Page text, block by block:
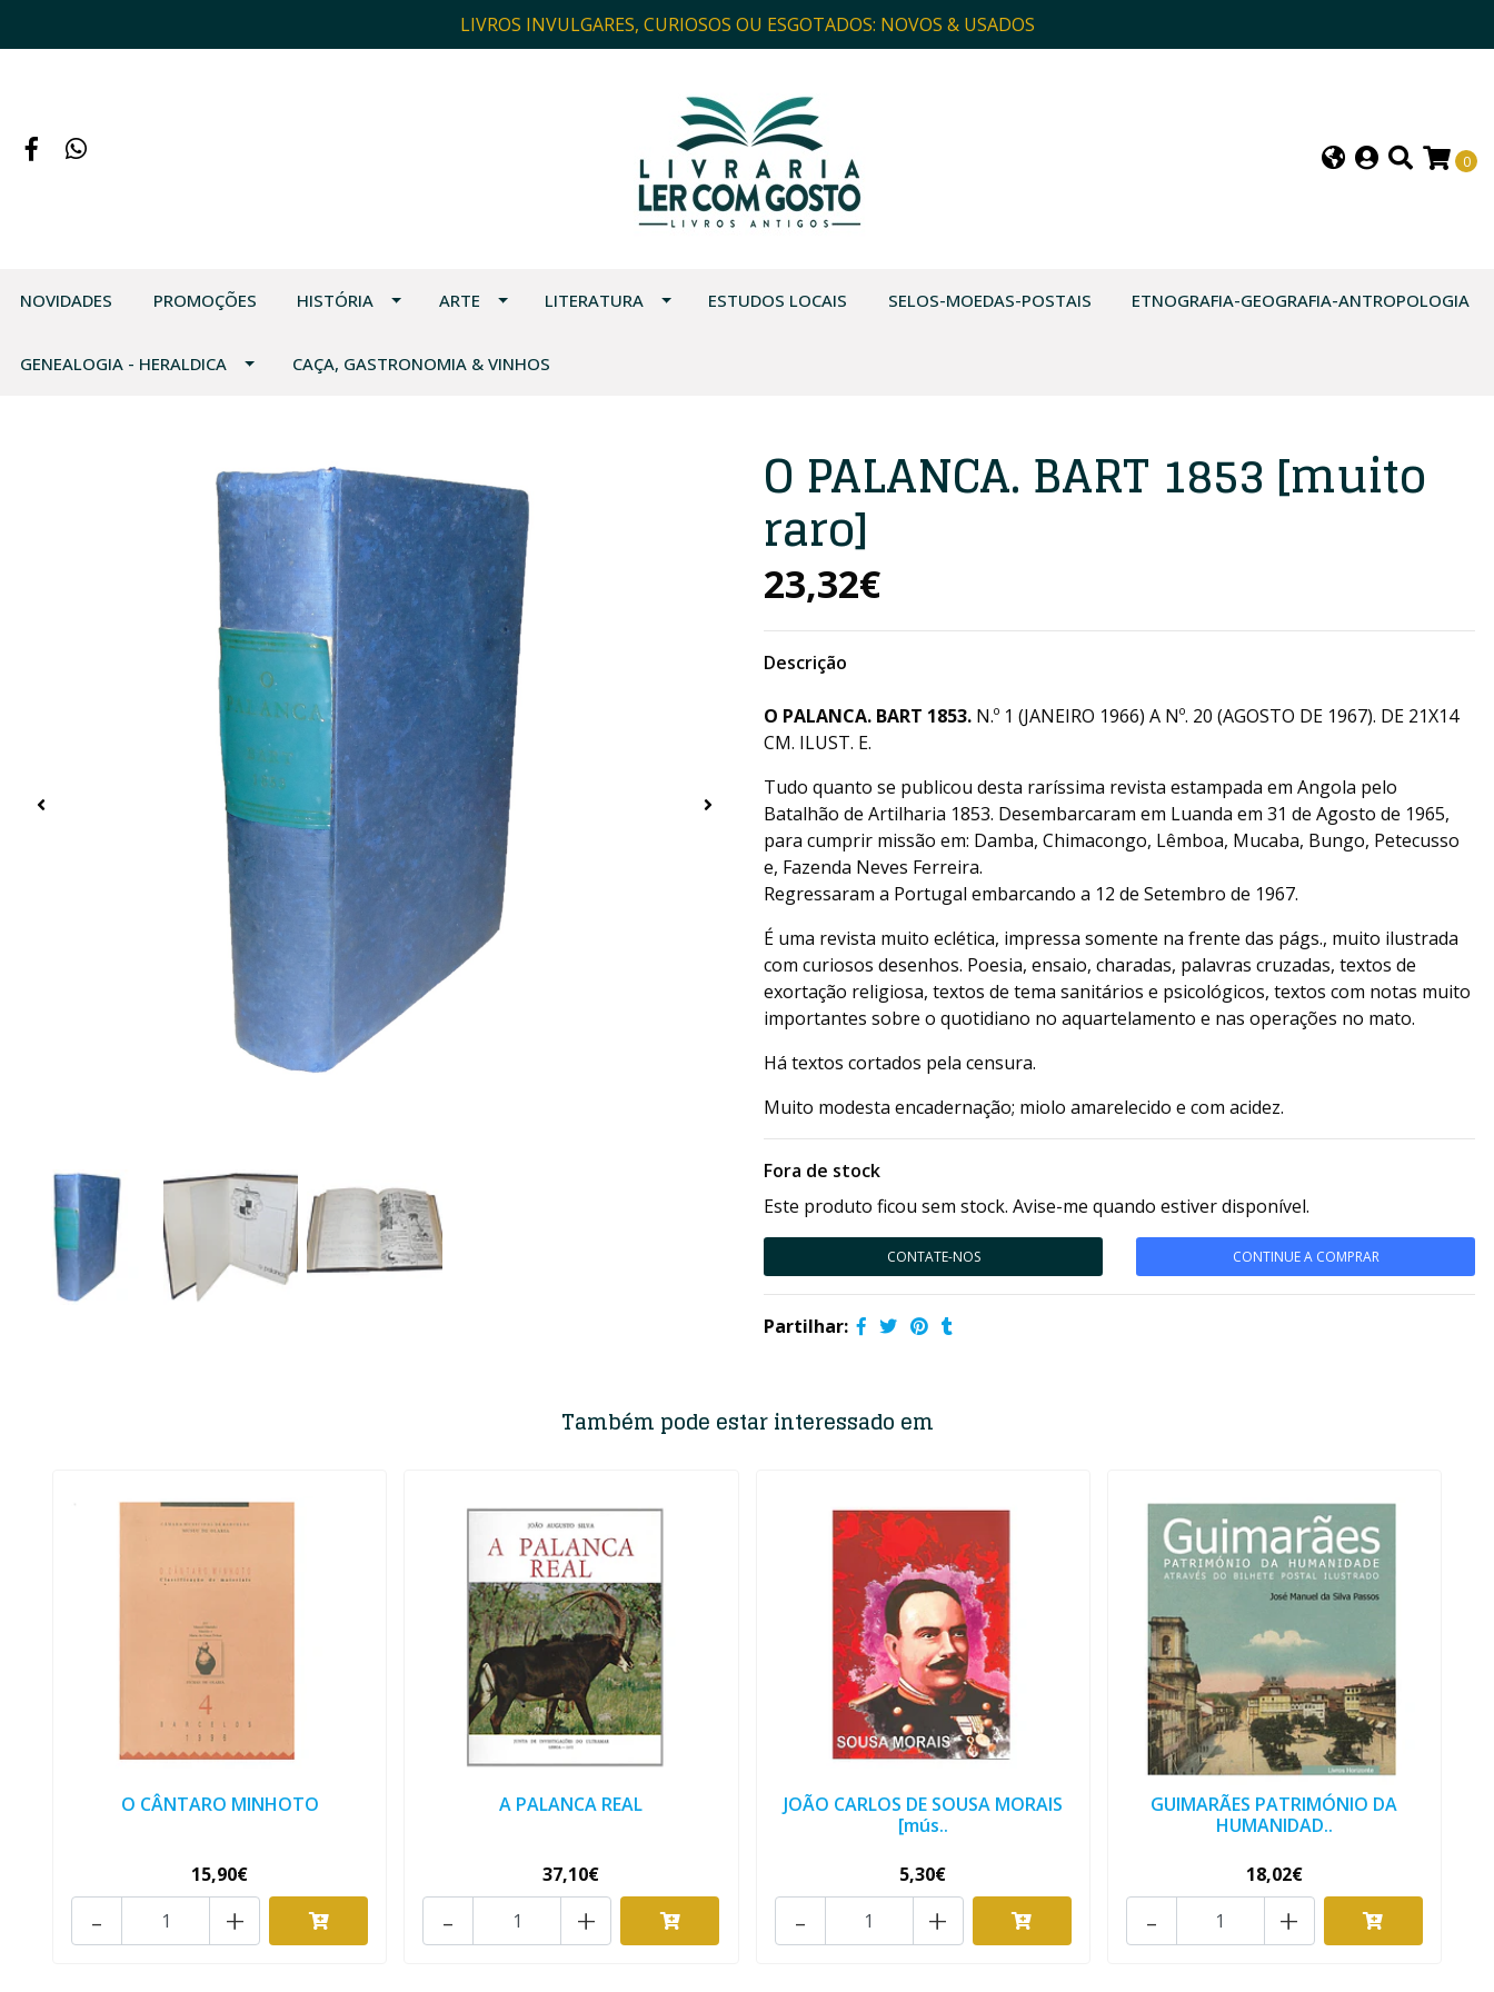
LIVROS INVULGARES, CURIOSOS OU ESGOTADOS: NOVOS & USADOS
0
NOVIDADES PROMOÇÕES HISTÓRIA ARTE LITERATURA ESTUDOS LOCAIS SELOS-MOEDAS-POSTAIS ETNOGRAFIA-GEOGRAFIA-ANTROPOLOGIA
GENEALOGIA - HERALDICA CAÇA, GASTRONOMIA & VINHOS
O PALANCA. BART 1853 [muito
raro]
23,32€
Descrição
O PALANCA. BART 1853. N.º 1 (JANEIRO 1966) A Nº. 20 (AGOSTO DE 1967). DE 21X14
CM. ILUST. E.
Tudo quanto se publicou desta raríssima revista estampada em Angola pelo
Batalhão de Artilharia 1853. Desembarcaram em Luanda em 31 de Agosto de 1965,
para cumprir missão em: Damba, Chimacongo, Lêmboa, Mucaba, Bungo, Petecusso
e, Fazenda Neves Ferreira.
Regressaram a Portugal embarcando a 12 de Setembro de 1967.
É uma revista muito eclética, impressa somente na frente das págs., muito ilustrada
com curiosos desenhos. Poesia, ensaio, charadas, palavras cruzadas, textos de
exortação religiosa, textos de tema sanitários e psicológicos, textos com notas muito
importantes sobre o quotidiano no aquartelamento e nas operações no mato.
Há textos cortados pela censura.
Muito modesta encadernação; miolo amarelecido e com acidez.
Fora de stock
Este produto ficou sem stock. Avise-me quando estiver disponível.
CONTATE-NOS CONTINUE A COMPRAR
Partilhar:
Também pode estar interessado em
O CÂNTARO MINHOTO
15,90€
+
-
A PALANCA REAL
37,10€
+
-
JOÃO CARLOS DE SOUSA MORAIS
[mús..
5,30€
+
-
GUIMARÃES PATRIMÓNIO DA
HUMANIDAD..
18,02€
+
-